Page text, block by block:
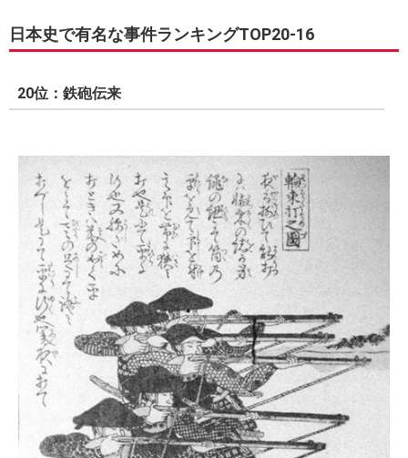
日本史で有名な事件ランキングTOP20-16
20位：鉄砲伝来